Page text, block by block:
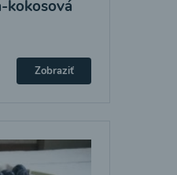
kokosová
Zobraziť